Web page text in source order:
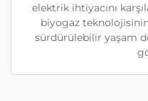
elektrik ihtiyacını
biyogaz
sürdürülebilir yaşam